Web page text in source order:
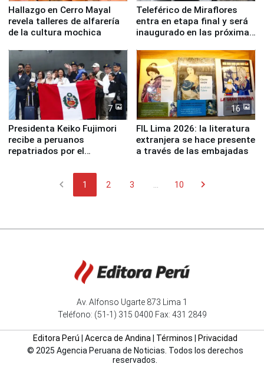
Hallazgo en Cerro Mayal
revela talleres de alfarería
de la cultura mochica
Teleférico de Miraflores
entra en etapa final y será
inaugurado en las próximas
7
Presidenta Keiko Fujimori
recibe a peruanos
repatriados por el
16
FIL Lima 2026: la literatura
extranjera se hace presente
a través de las embajadas
chevron_left 1 2 3 10 chevron_right
Av. Alfonso Ugarte 873 Lima 1
Teléfono: (51-1) 315 0400 Fax: 431 2849
Editora Perú Acerca de Andina| Términos
Privacidad
© 2025 Agencia Peruana de Noticias. Todos los derechos
reservados.